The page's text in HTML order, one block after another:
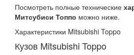
Посмотреть полные технические
Митсубиси Топпо можно ниже.
Характеристики Mitsubishi Toppo
Кузов Mitsubishi Toppo